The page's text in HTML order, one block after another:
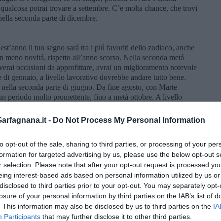
- Do Not Process My Personal Information
opt-out of the sale, sharing to third parties, or processing of your
for targeted advertising by us, please use the below opt-out
selection. Please note that after your opt-out request is processed
interest-based ads based on personal information utilized by us
to third parties prior to your opt-out. You may separately
of your personal information by third parties on the IAB’s list of
This information may also be disclosed by us to third parties on the
Participants that may further disclose it to other third parties.
potrai trovare a settembre. C’e molta chance, che trovi
seconda parte di dicembre.
il tuo segno sará tra i piú favoriti dello zodiaco, anche
meno novitá, rispetto all’anno scorso. Nella seconda metá
occasioni da approfittare, avrai un miglioramento notevole
gennaio, a livello lavorativo dovrebbe andare tutto bene.
seconda parte di giugno. Da fine agosto, con Marte
periodo molto promettente, fino a metá ottobre. A livello
meglio di prima. La prima metá del mese di dicembre
ci puoi contare sui buoni aspetto di Marte e di Saturno.
ancora una famiglia o un rapporto consolidato, fino ai
la situazione, per metterla al tuo favore. Poco prima di
meglio. Buono ancora da fine giugno fino a metá luglio e dal
incontrare una persona idonea alle tue aspettative, se sei
fascino e sicurezza in te stesso, ottimo sará la seconda parte
importanti riguardo al tuo futuro.
vita, sia a livello professionale che nella vita privata. A
tuo segno fino alla prima settimana di marzo favorirá la tua